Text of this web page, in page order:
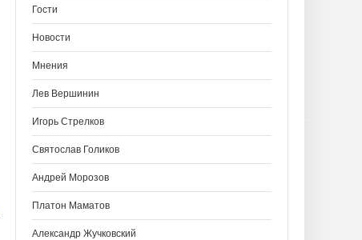
Гости
Новости
Мнения
Лев Вершинин
Игорь Стрелков
Святослав Голиков
Андрей Морозов
Платон Маматов
Александр Жучковский